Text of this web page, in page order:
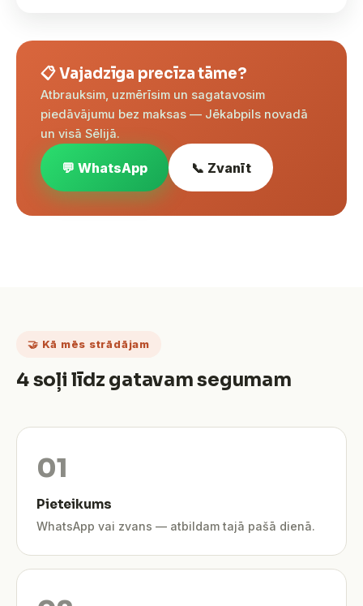
📋 Vajadzīga precīza tāme?
Atbrauksim, uzmērīsim un sagatavosim
piedāvājumu bez maksas — Jēkabpils novadā
un visā Sēlijā.
💬 WhatsApp 📞 Zvanīt
🤝 Kā mēs strādājam
4 soļi līdz gatavam segumam
Pieteikums
WhatsApp vai zvans — atbildam tajā pašā dienā.